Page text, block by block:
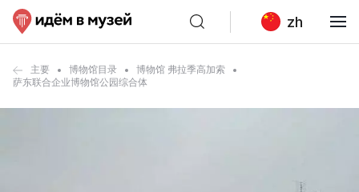
zh
主要 博物馆目录
博物馆 弗拉季高加索
萨东联合企业博物馆公园综合体